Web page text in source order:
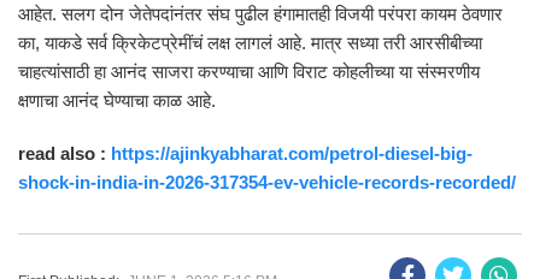
आहेत. सलग दोन जेतेपदांनंतर संघ पुढील हंगामातही विजयी परंपरा कायम ठेवणार
का, याकडे सर्व क्रिकेटप्रेमींचं लक्ष लागलं आहे. मात्र सध्या तरी आरसीबीच्या
चाहत्यांसाठी हा आनंद साजरा करण्याचा आणि विराट कोहलीच्या या संस्मरणीय
क्षणाचा आनंद घेण्याचा काळ आहे.
read also : https://ajinkyabharat.com/petrol-diesel-big-
shock-in-india-in-2026-317354-ev-vehicle-records-recorded/